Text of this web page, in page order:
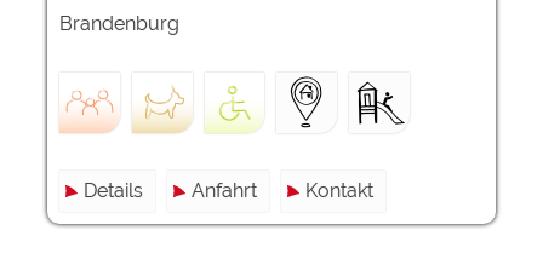
Brandenburg
Details Anfahrt Kontakt